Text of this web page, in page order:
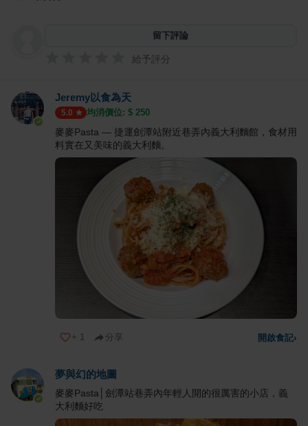
留下評論
給予評分
Jeremy以食為天
5.0 均消價位: $ 250
麥麥Pasta — 捷運劍潭站附近巷弄內義大利麵館，食材用
料實在又美味的義大利麵。
+ 1 分享 開啟食記›
夢與幻的地圖
麥麥Pasta│劍潭站巷弄內年輕人開的很厲害的小店，義
大利麵好吃